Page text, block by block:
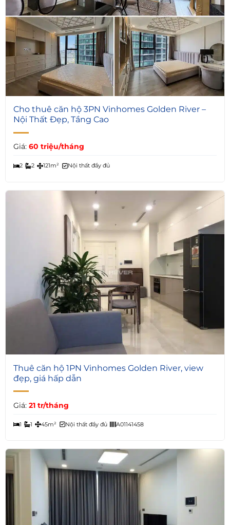
Cho thuê căn hộ 3PN Vinhomes Golden River –
Nội Thất Đẹp, Tầng Cao
Giá: 60 triệu/tháng
2 2 121m² Nội thất đầy đủ
5
Thuê căn hộ 1PN Vinhomes Golden River, view
đẹp, giá hấp dẫn
Giá: 21 tr/tháng
1 1 45m² Nội thất đầy đủ A01141458